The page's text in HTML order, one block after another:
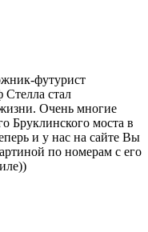
футурист
Стелла стал
Очень многие
Бруклинского моста в
и у нас на сайте Вы
по номерам с его